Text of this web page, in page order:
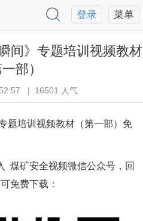
菜单
登录
间》专题培训视频教材
一部）
| 16501 人气
题培训视频教材（第一部）免
煤矿安全视频微信公众号，回
免费下载：